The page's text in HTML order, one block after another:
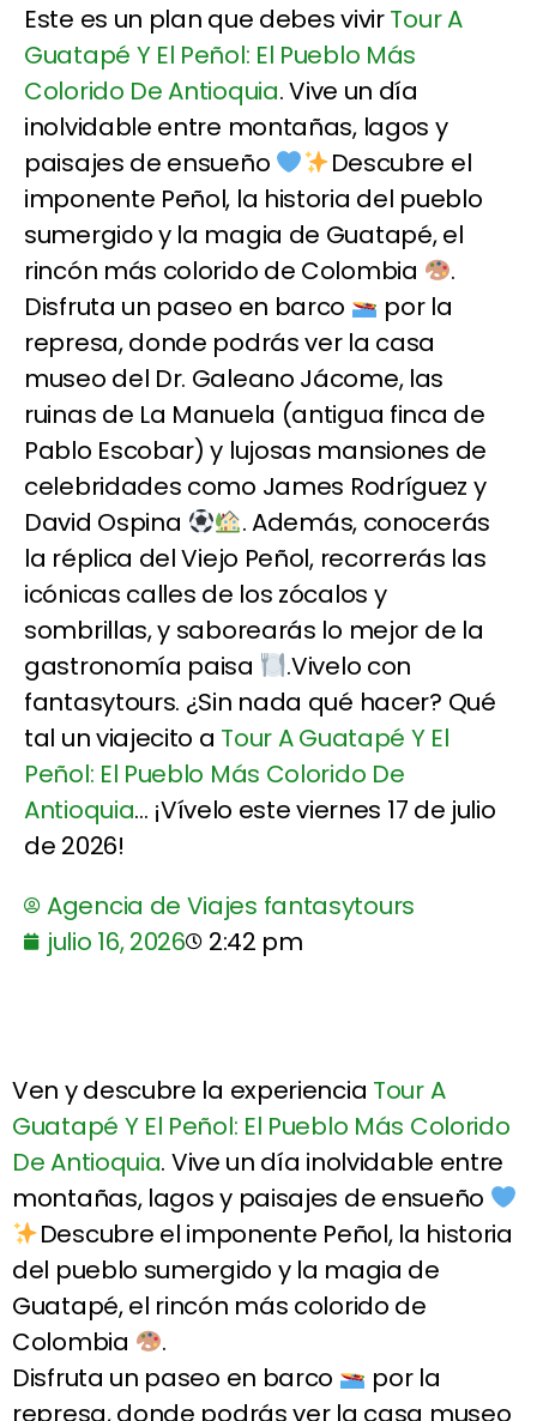
Este es un plan que debes vivirTour A
Guatapé Y El Peñol: El Pueblo Más
Colorido De Antioquia. Vive un día
inolvidable entre montañas, lagos y
paisajes de ensueño
Descubre el
imponente Peñol, la historia del pueblo
sumergido y la magia de Guatapé, el
rincón más colorido de Colombia
.
Disfruta un paseo en barco
por la
represa, donde podrás ver la casa
museo del Dr. Galeano Jácome, las
ruinas de La Manuela (antigua finca de
Pablo Escobar) y lujosas mansiones de
celebridades como James Rodríguez y
David Ospina
. Además, conocerás
la réplica del Viejo Peñol, recorrerás las
icónicas calles de los zócalos y
sombrillas, y saborearás lo mejor de la
gastronomía paisa
.Vivelo con
fantasytours. ¿Sin nada qué hacer? Qué
tal un viajecito a Tour A Guatapé Y El
Peñol: El Pueblo Más Colorido De
Antioquia... ¡Vívelo este viernes 17 de julio
de 2026!
Agencia de Viajes fantasytours
julio 16, 2026
2:42 pm
Ven y descubre la experiencia Tour A
Guatapé Y El Peñol: El Pueblo Más Colorido
De Antioquia. Vive un día inolvidable entre
montañas, lagos y paisajes de ensueño
Descubre el imponente Peñol, la historia
del pueblo sumergido y la magia de
Guatapé, el rincón más colorido de
Colombia
.
Disfruta un paseo en barco
por la
represa, donde podrás ver la casa museo